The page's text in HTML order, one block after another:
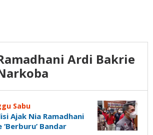
Ardi Bakrie
Sabu
Ajak Nia Ramadhani
Bandar